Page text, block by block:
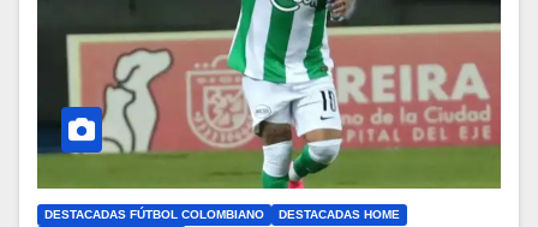
DESTACADAS FÚTBOL COLOMBIANO
DESTACADAS HOME